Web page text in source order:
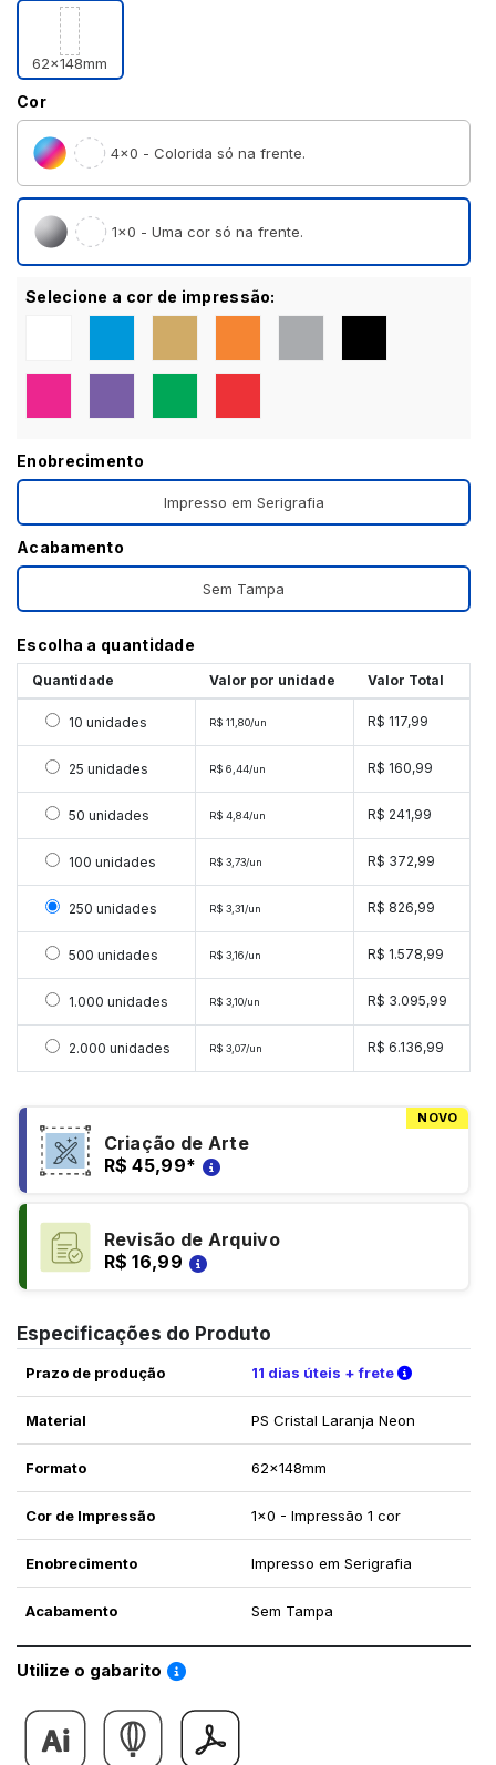
62x148mm
Cor
4×0 - Colorida só na frente.
1×0 - Uma cor só na frente.
Selecione a cor de impressão:
Enobrecimento
Impresso em Serigrafia
Acabamento
Sem Tampa
Escolha a quantidade
Quantidade Valor por unidade Valor Total
Selecionar 10 unidades
10 unidades R$ 11,80/un R$ 117,99
Selecionar 25 unidades
25 unidades R$ 6,44/un R$ 160,99
Selecionar 50 unidades
50 unidades R$ 4,84/un R$ 241,99
Selecionar 100 unidades
100 unidades R$ 3,73/un R$ 372,99
Selecionar 250 unidades
250 unidades R$ 3,31/un R$ 826,99
Selecionar 500 unidades
500 unidades R$ 3,16/un R$ 1.578,99
Selecionar 1000 unidades
1.000 unidades R$ 3,10/un R$ 3.095,99
Selecionar 2000 unidades
2.000 unidades R$ 3,07/un R$ 6.136,99
NOVO
Criação de Arte
R$ 45,99*
Revisão de Arquivo
R$ 16,99
Especificações do Produto
Prazo de produção 11 dias úteis + frete Verifique
Material PS Cristal Laranja Neon
Formato 62x148mm
Cor de Impressão 1x0 - Impressão 1 cor
Enobrecimento Impresso em Serigrafia
Acabamento Sem Tampa
Utilize o gabarito Saiba como utilizar os nossos gabaritos